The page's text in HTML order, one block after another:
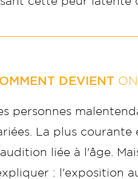
DEVIENT
personnes
La plus courante
liée à l'âge.
: l'exposition